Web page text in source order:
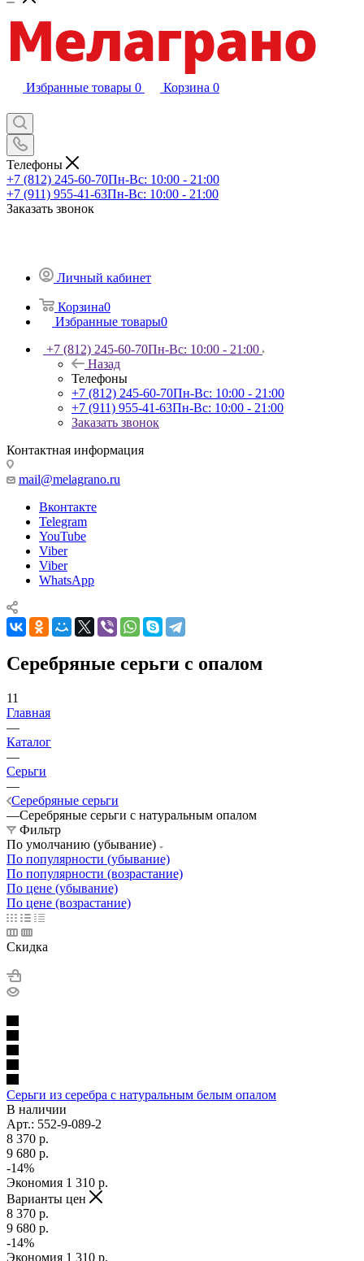
Избранные товары 0 Корзина 0
Телефоны
+7 (812) 245-60-70Пн-Вс: 10:00 - 21:00
+7 (911) 955-41-63Пн-Вс: 10:00 - 21:00
Заказать звонок
Личный кабинет
Корзина0
Избранные товары0
+7 (812) 245-60-70Пн-Вс: 10:00 - 21:00
Назад
Телефоны
+7 (812) 245-60-70Пн-Вс: 10:00 - 21:00
+7 (911) 955-41-63Пн-Вс: 10:00 - 21:00
Заказать звонок
Контактная информация
mail@melagrano.ru
Вконтакте
Telegram
YouTube
Viber
Viber
WhatsApp
Серебряные серьги с опалом
11
Главная
—
Каталог
—
Серьги
—
Серебряные серьги
—Серебряные серьги с натуральным опалом
Фильтр
По умолчанию (убывание)
По популярности (убывание)
По популярности (возрастание)
По цене (убывание)
По цене (возрастание)
Скидка
Серьги из серебра с натуральным белым опалом
В наличии
Арт.: 552-9-089-2
8 370 p.
9 680 p.
-14%
Экономия 1 310 p.
Варианты цен
8 370 p.
9 680 p.
-14%
Экономия 1 310 p.